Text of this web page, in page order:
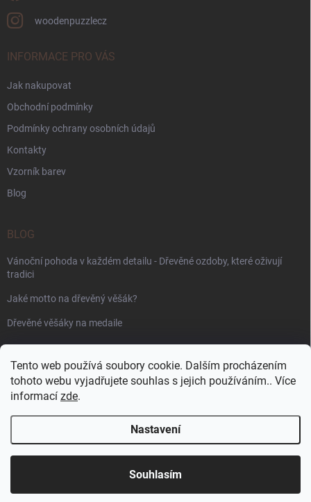
Tento web používá soubory cookie. Dalším procházením
tohoto webu vyjadřujete souhlas s jejich používáním.. Více
informací zde.
Nastavení
Souhlasím
woodenpuzzlecz
INFORMACE PRO VÁS
Jak nakupovat
Obchodní podmínky
Podmínky ochrany osobních údajů
Kontakty
Vzorník barev
Blog
BLOG
Vánoční pohoda v každém detailu - Dřevěné ozdoby, které oživují
tradici
Jaké motto na dřevěný věšák?
Dřevěné věšáky na medaile
PŘIJÍMÁME ONLINE PLATBY
WoodenPuzzle.cz . Všechna práva vyhrazena.